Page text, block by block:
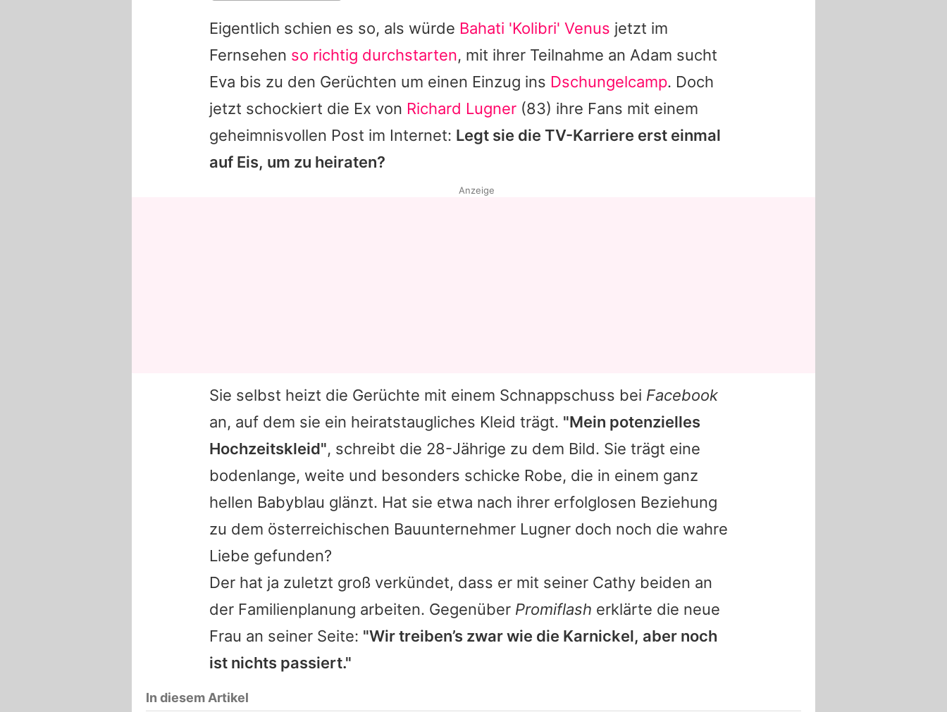
Eigentlich schien es so, als würde Bahati 'Kolibri' Venus jetzt im
Fernsehen so richtig durchstarten, mit ihrer Teilnahme an Adam sucht
Eva bis zu den Gerüchten um einen Einzug ins Dschungelcamp. Doch
jetzt schockiert die Ex von Richard Lugner (83) ihre Fans mit einem
geheimnisvollen Post im Internet: Legt sie die TV-Karriere erst einmal
auf Eis, um zu heiraten?
Sie selbst heizt die Gerüchte mit einem Schnappschuss bei Facebook
an, auf dem sie ein heiratstaugliches Kleid trägt. "Mein potenzielles
Hochzeitskleid", schreibt die 28-Jährige zu dem Bild. Sie trägt eine
bodenlange, weite und besonders schicke Robe, die in einem ganz
hellen Babyblau glänzt. Hat sie etwa nach ihrer erfolglosen Beziehung
zu dem österreichischen Bauunternehmer Lugner doch noch die wahre
Liebe gefunden?
Der hat ja zuletzt groß verkündet, dass er mit seiner Cathy beiden an
der Familienplanung arbeiten. Gegenüber Promiflash erklärte die neue
Frau an seiner Seite: "Wir treiben’s zwar wie die Karnickel, aber noch
ist nichts passiert."
Anzeige
In diesem Artikel